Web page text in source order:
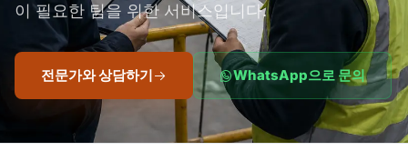
이 필요한 팀을 위한 서비스입니다.
전문가와 상담하기 WhatsApp으로 문의